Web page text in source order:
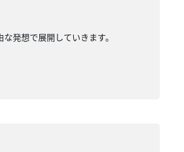
発想で展開していきます。